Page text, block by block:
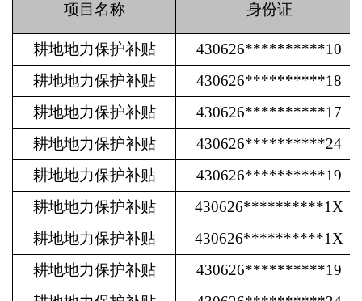
项目名称 身份证
耕地地力保护补贴
430626**********10
耕地地力保护补贴
430626**********18
耕地地力保护补贴
430626**********17
耕地地力保护补贴
430626**********24
耕地地力保护补贴
430626**********19
耕地地力保护补贴
430626**********1X
耕地地力保护补贴
430626**********1X
耕地地力保护补贴
430626**********19